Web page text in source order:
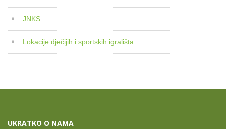
JNKS
Lokacije dječijih i sportskih igrališta
UKRATKO O NAMA